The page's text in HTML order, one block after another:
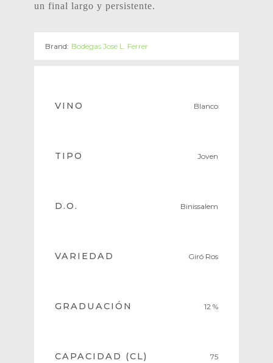
un final largo y persistente.
Brand: Bodegas Jose L. Ferrer
VINO Blanco
TIPO Joven
D.O. Binissalem
VARIEDAD Giró Ros
GRADUACIÓN 12 %
CAPACIDAD (CL) 75